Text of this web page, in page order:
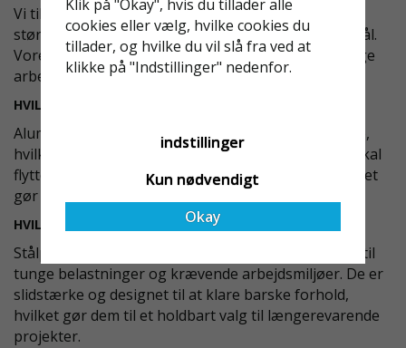
Vi tilbyder et bredt udvalg af platforme i forskellige
størrelser og materialer, herunder aluminium og stål.
Vores platforme er designet til at passe til forskellige
arbejdsmiljøer og specifikke byggebehov.
HVILKE FORDELE HAR ALUMINIUMPLATFORME?
Aluminiumplatforme er lette og nemme at håndtere,
hvilket gør dem perfekte til opgaver, hvor du ofte skal
flytte rundt. De er også korrosionsbestandige, hvilket
gør dem ideelle til udendørs brug.
HVILKE FORDELE HAR STÅLPLATFORME?
Stålplatforme giver ekstra stabilitet og er optimale til
tunge belastninger og krævende arbejdsmiljøer. De er
slidstærke og designet til at klare barske forhold,
hvilket gør dem til et holdbart valg til længerevarende
projekter.
Klik på "Okay", hvis du tillader alle
cookies eller vælg, hvilke cookies du
tillader, og hvilke du vil slå fra ved at
klikke på "Indstillinger" nedenfor.
indstillinger
Kun nødvendigt
Okay